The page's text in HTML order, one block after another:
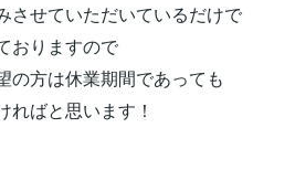
させていただいているだけで
おりますので
の方は休業期間であっても
ればと思います！